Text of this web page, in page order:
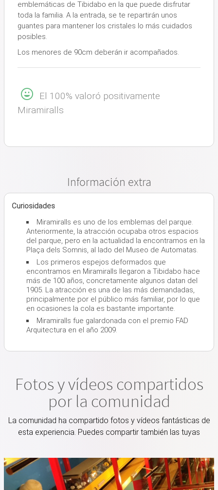
emblemáticas de Tibidabo en la que puede disfrutar
toda la familia. A la entrada, se te repartirán unos
guantes para mantener los cristales lo más cuidados
posibles.
Los menores de 90cm deberán ir acompañados.
El 100% valoró positivamente
Miramiralls
Información extra
Curiosidades
Miramiralls es uno de los emblemas del parque.
Anteriormente, la atracción ocupaba otros espacios
del parque, pero en la actualidad la encontramos en la
Plaça dels Somnis, al lado del Museo de Automatas.
Los primeros espejos deformados que
encontramos en Miramiralls llegaron a Tibidabo hace
más de 100 años, concretamente algunos datan del
1905. La atracción es una de las más demandadas,
principalmente por el público más familiar, por lo que
en ocasiones la cola es bastante importante.
Miramiralls fue galardonada con el premio FAD
Arquitectura en el año 2009.
Fotos y vídeos compartidos
por la comunidad
La comunidad ha compartido fotos y vídeos fantásticas de
esta experiencia. Puedes compartir también las tuyas